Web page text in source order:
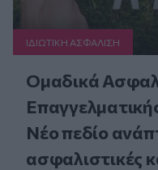
ΙΔΙΩΤΙΚΗ ΑΣΦAΛΙΣΗ
Ομαδικά
Νέο πεδίο
ασφαλιστικές